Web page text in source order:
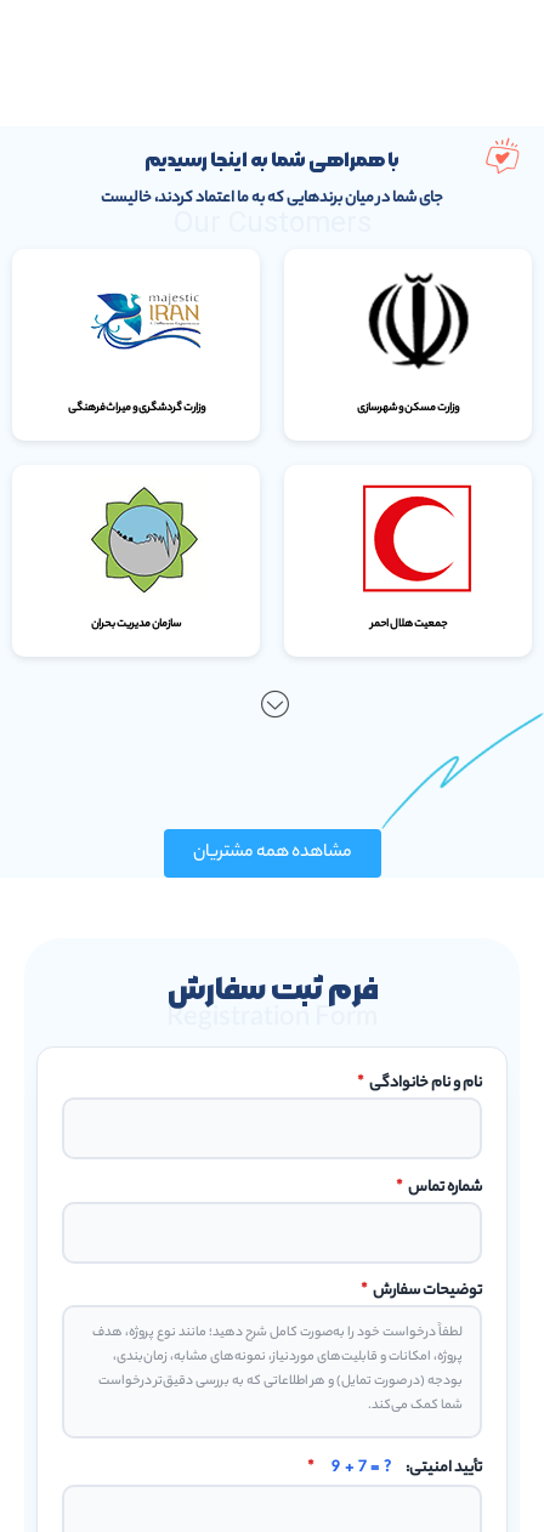
با همراهی شما به اینجا رسیدیم
جای شما در میان برندهایی که به ما اعتماد کردند، خالیست
وزارت مسکن و شهرسازی وزارت گردشگری و میراث‌فرهنگی
جمعیت هلال احمر سازمان مدیریت بحران
مشاهده همه مشتریان
فرم ثبت سفارش
Registration Form
نام و نام خانوادگی *
شماره تماس *
توضیحات سفارش *
تأیید امنیتی: 9 + 7 = ?
*